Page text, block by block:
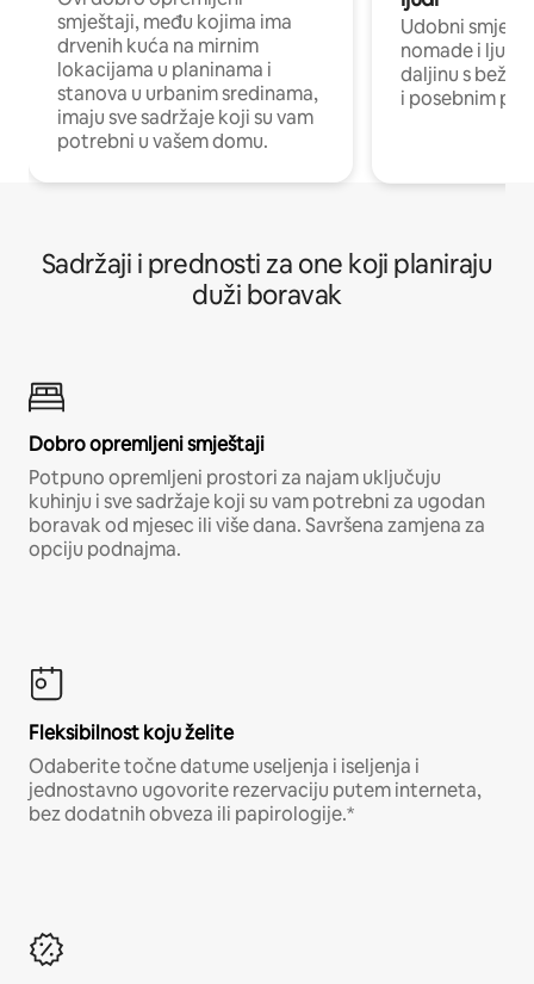
smještaji, među kojima ima
drvenih kuća na mirnim
lokacijama u planinama i
stanova u urbanim sredinama,
imaju sve sadržaje koji su vam
potrebni u vašem domu.
Udobni
nomade i ljude
daljinu s
i posebnim
Sadržaji i prednosti za one koji planiraju
duži boravak
Dobro opremljeni smještaji
Potpuno opremljeni prostori za najam uključuju
kuhinju i sve sadržaje koji su vam potrebni za ugodan
boravak od mjesec ili više dana. Savršena zamjena za
opciju podnajma.
Fleksibilnost koju želite
Odaberite točne datume useljenja i iseljenja i
jednostavno ugovorite rezervaciju putem interneta,
bez dodatnih obveza ili papirologije.*